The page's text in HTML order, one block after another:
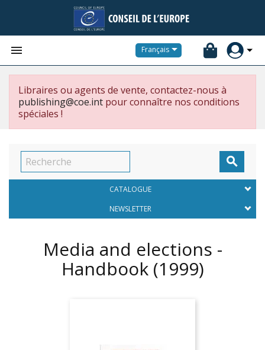
 Français
Libraires ou agents de vente, contactez-nous à
publishing@coe.int pour connaître nos conditions
spéciales !

CATALOGUE
NEWSLETTER
Media and elections -
Handbook (1999)